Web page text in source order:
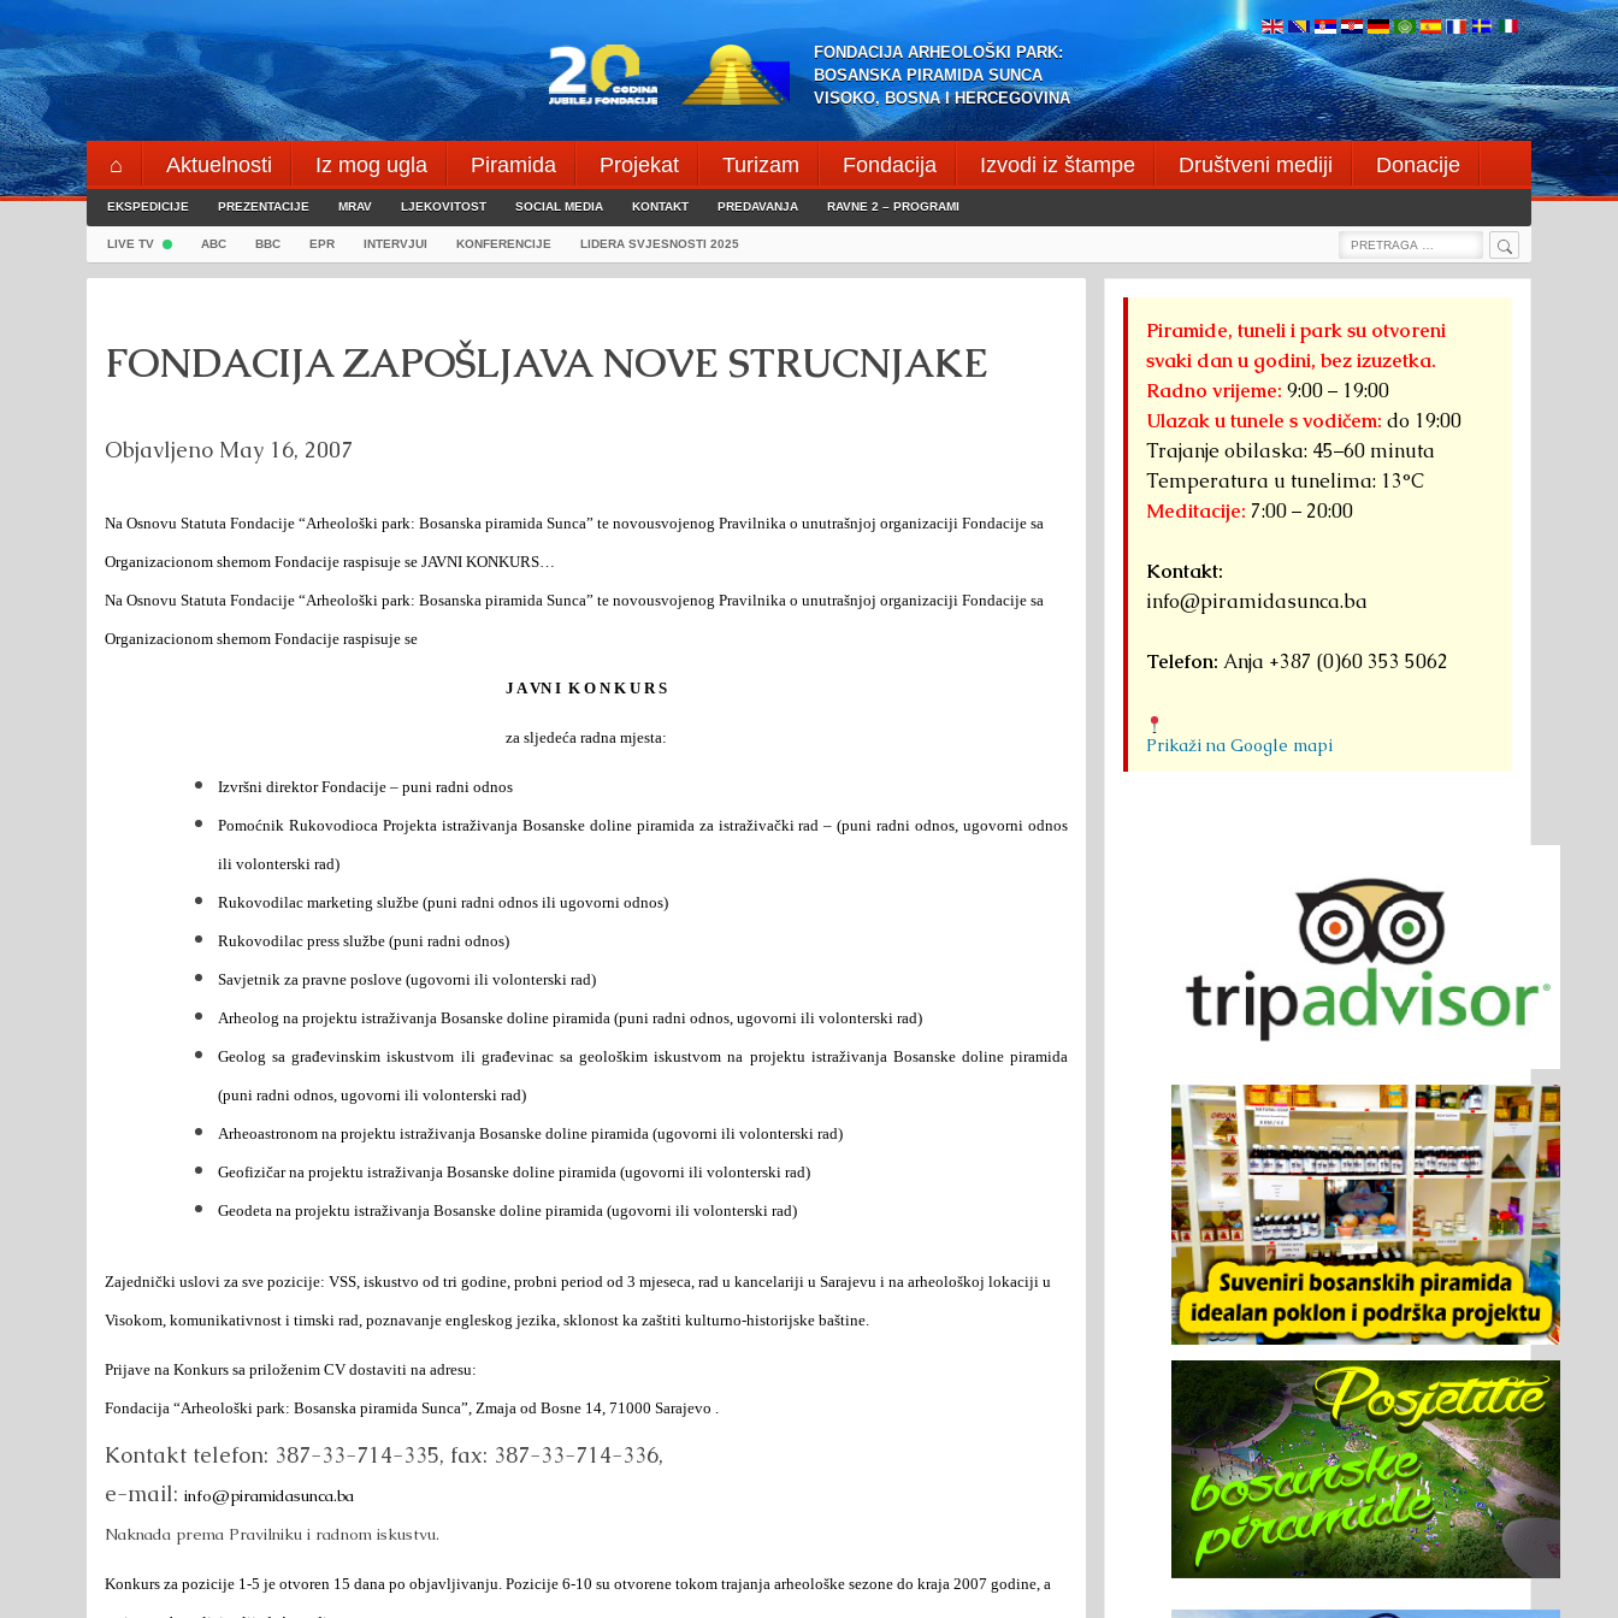
Skip
to
content
FONDACIJA ARHEOLOŠKI PARK:
BOSANSKA PIRAMIDA SUNCA
VISOKO, BOSNA I HERCEGOVINA
⌂ Aktuelnosti Iz mog ugla Piramida Projekat Turizam Fondacija Izvodi iz štampe Društveni mediji
Donacije
Blogeri
⌖
EKSPEDICIJE PREZENTACIJE MRAV LJEKOVITOST SOCIAL MEDIA KONTAKT PREDAVANJA RAVNE 2 – PROGRAMI
LIVE TV ABC BBC EPR INTERVJUI KONFERENCIJE LIDERA SVJESNOSTI 2025
Search
Search
FONDACIJA ZAPOŠLJAVA NOVE STRUCNJAKE
Objavljeno May 16, 2007
Na Osnovu Statuta Fondacije “Arheološki park: Bosanska piramida Sunca” te novousvojenog Pravilnika o unutrašnjoj organizaciji Fondacije sa
Organizacionom shemom Fondacije raspisuje se JAVNI KONKURS…
Na Osnovu Statuta Fondacije “Arheološki park: Bosanska piramida Sunca” te novousvojenog Pravilnika o unutrašnjoj organizaciji Fondacije sa
Organizacionom shemom Fondacije raspisuje se
J A VN I K O N K U R S
za sljedeća radna mjesta:
Izvršni direktor Fondacije – puni radni odnos
Pomoćnik Rukovodioca Projekta istraživanja Bosanske doline piramida za istraživački rad – (puni radni odnos, ugovorni odnos
ili volonterski rad)
Rukovodilac marketing službe (puni radni odnos ili ugovorni odnos)
Rukovodilac press službe (puni radni odnos)
Savjetnik za pravne poslove (ugovorni ili volonterski rad)
Arheolog na projektu istraživanja Bosanske doline piramida (puni radni odnos, ugovorni ili volonterski rad)
Geolog sa građevinskim iskustvom ili građevinac sa geološkim iskustvom na projektu istraživanja Bosanske doline piramida
(puni radni odnos, ugovorni ili volonterski rad)
Arheoastronom na projektu istraživanja Bosanske doline piramida (ugovorni ili volonterski rad)
Geofizičar na projektu istraživanja Bosanske doline piramida (ugovorni ili volonterski rad)
Geodeta na projektu istraživanja Bosanske doline piramida (ugovorni ili volonterski rad)
Zajednički uslovi za sve pozicije: VSS, iskustvo od tri godine, probni period od 3 mjeseca, rad u kancelariji u Sarajevu i na arheološkoj lokaciji u
Visokom, komunikativnost i timski rad, poznavanje engleskog jezika, sklonost ka zaštiti kulturno-historijske baštine.
Prijave na Konkurs sa priloženim CV dostaviti na adresu:
Fondacija “Arheološki park: Bosanska piramida Sunca”, Zmaja od Bosne 14, 71000 Sarajevo .
Kontakt telefon: 387-33-714-335, fax: 387-33-714-336,
e-mail: info@piramidasunca.ba
Naknada prema Pravilniku i radnom iskustvu.
Konkurs za pozicije 1-5 je otvoren 15 dana po objavljivanju. Pozicije 6-10 su otvorene tokom trajanja arheološke sezone do kraja 2007 godine, a
Piramide, tuneli i park su otvoreni
svaki dan u godini, bez izuzetka.
Radno vrijeme: 9:00 – 19:00
Ulazak u tunele s vodičem: do 19:00
Trajanje obilaska: 45–60 minuta
Temperatura u tunelima: 13°C
Meditacije: 7:00 – 20:00
Kontakt:
info@piramidasunca.ba
Telefon: Anja +387 (0)60 353 5062
Prikaži na Google mapi